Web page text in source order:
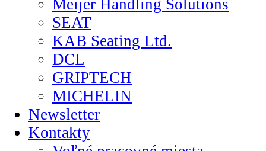
Meijer Handling Solutions
SEAT
KAB Seating Ltd.
DCL
GRIPTECH
MICHELIN
Newsletter
Kontakty